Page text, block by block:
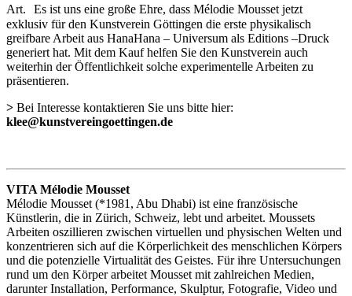
Art. Es ist uns eine große Ehre, dass Mélodie Mousset jetzt
exklusiv für den Kunstverein Göttingen die erste physikalisch
greifbare Arbeit aus HanaHana – Universum als Editions –Druck
generiert hat. Mit dem Kauf helfen Sie den Kunstverein auch
weiterhin der Öffentlichkeit solche experimentelle Arbeiten zu
präsentieren.
> Bei Interesse kontaktieren Sie uns bitte hier:
klee@kunstvereingoettingen.de
VITA Mélodie Mousset
Mélodie Mousset (*1981, Abu Dhabi) ist eine französische
Künstlerin, die in Zürich, Schweiz, lebt und arbeitet. Moussets
Arbeiten oszillieren zwischen virtuellen und physischen Welten und
konzentrieren sich auf die Körperlichkeit des menschlichen Körpers
und die potenzielle Virtualität des Geistes. Für ihre Untersuchungen
rund um den Körper arbeitet Mousset mit zahlreichen Medien,
darunter Installation, Performance, Skulptur, Fotografie, Video und